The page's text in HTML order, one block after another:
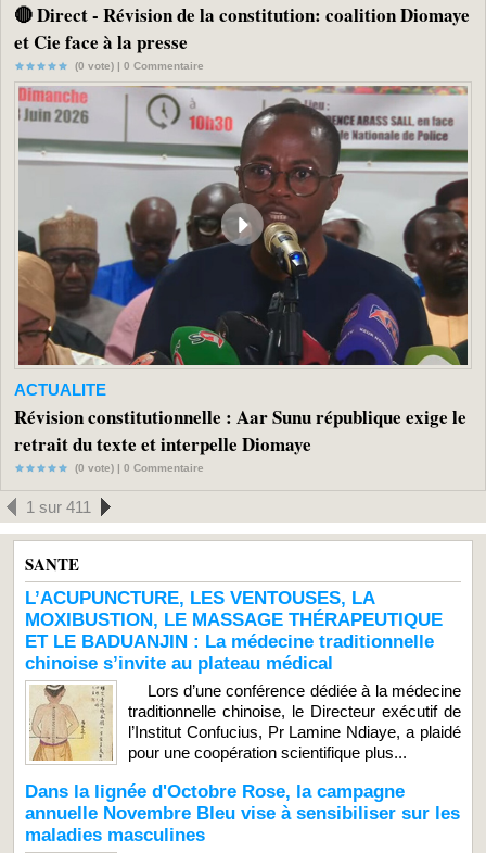
🔴 Direct - Révision de la constitution: coalition Diomaye
et Cie face à la presse
(0 vote) | 0 Commentaire
ACTUALITE
Révision constitutionnelle : Aar Sunu république exige le
retrait du texte et interpelle Diomaye
(0 vote) | 0 Commentaire
1 sur 411
SANTE
L’ACUPUNCTURE, LES VENTOUSES, LA
MOXIBUSTION, LE MASSAGE THÉRAPEUTIQUE
ET LE BADUANJIN : La médecine traditionnelle
chinoise s’invite au plateau médical
Lors d’une conférence dédiée à la médecine
traditionnelle chinoise, le Directeur exécutif de
l’Institut Confucius, Pr Lamine Ndiaye, a plaidé
pour une coopération scientifique plus...
Dans la lignée d'Octobre Rose, la campagne
annuelle Novembre Bleu vise à sensibiliser sur les
maladies masculines